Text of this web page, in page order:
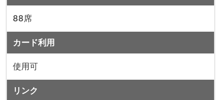
88席
カード利用
使用可
リンク